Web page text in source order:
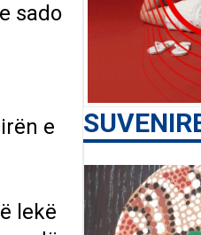
sado
e
lekë